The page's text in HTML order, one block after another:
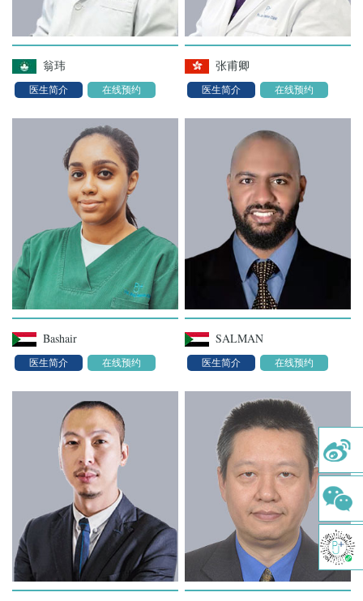
微创植牙
牙齿矫正
美学修复
牙周治疗
综合口腔检查
牙种植
正畸治疗
涂氟及窝沟封闭
翁玮
医生简介 在线预约
张甫卿
医生简介 在线预约
Bashair
医生简介 在线预约
SALMAN
医生简介 在线预约